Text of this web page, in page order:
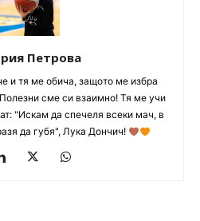
Петрова
и тя ме обича, защото ме избра
сме си взаимно! Тя ме учи
"Искам да спечеля всеки мач, в
да губя", Лука Дончич!